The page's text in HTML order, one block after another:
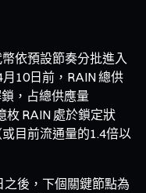
依預設節奏分批進入
10日前，RAIN 總供
，占總供應量
枚 RAIN 處於鎖定狀
目前流通量的1.4倍以
後，下個關鍵節點為